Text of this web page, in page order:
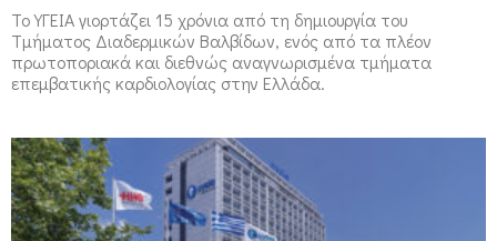
Το ΥΓΕΙΑ γιορτάζει 15 χρόνια από τη δημιουργία του
Τμήματος Διαδερμικών Βαλβίδων, ενός από τα πλέον
πρωτοποριακά και διεθνώς αναγνωρισμένα τμήματα
επεμβατικής καρδιολογίας στην Ελλάδα.